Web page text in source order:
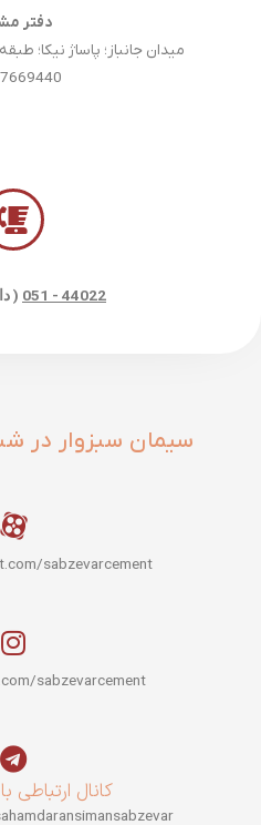
دفتر
میدان جانباز؛ پاساژ نیکا؛
44022 - 051
(
سیمان سبزوار در
sabzevarcement
sabzevarcement
کانال ارتباطی